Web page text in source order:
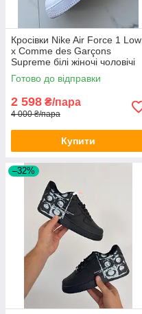
Кросівки Nike Air Force 1 Low
х Comme des Garçons
Supreme білі жіночі чоловічі
Готово до відправки
2 598 ₴/пара
4 000 ₴/пара
Купити
–32%